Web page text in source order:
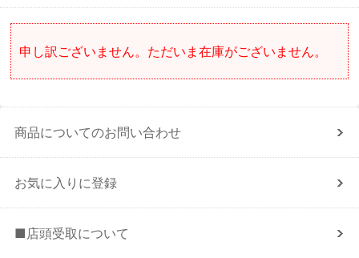
申し訳ございません。ただいま在庫がございません。
商品についてのお問い合わせ
お気に入りに登録
■店頭受取について